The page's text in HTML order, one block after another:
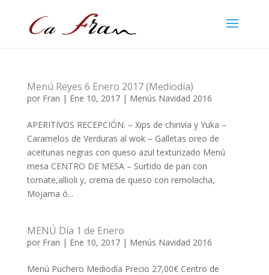
Menú Reyes 6 Enero 2017 (Mediodía)
por Fran | Ene 10, 2017| Menús Navidad 2016
APERITIVOS RECEPCIÓN: – Xips de chirivía y Yuka –
Caramelos de Verduras al wok – Galletas oreo de
aceitunas negras con queso azul texturizado Menú
mesa CENTRO DE MESA – Surtido de pan con
tomate,allioli y, crema de queso con remolacha,
Mojama ó...
MENÚ Día 1 de Enero
por Fran | Ene 10, 2017| Menús Navidad 2016
Menú Puchero Mediodía Precio 27,00€ Centro de